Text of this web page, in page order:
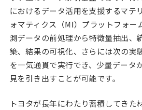
におけるデータ活用を支援するマテ
ォマティクス（MI）プラットフォー
測データの前処理から特徴量抽出、
築、結果の可視化、さらには次の実
を一気通貫で実行でき、少量データ
見を引き出すことが可能です。
トヨタが長年にわたり蓄積してきた